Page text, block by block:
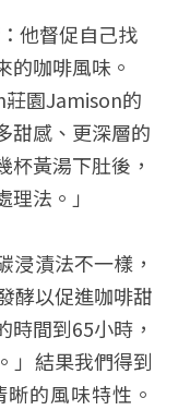
的咖啡風味。
莊園Jamison的
甜感、更深層的
杯黃湯下肚後，
法。」
浸漬法不一樣，
酵以促進咖啡甜
時間到65小時，
」結果我們得到
的風味特性。